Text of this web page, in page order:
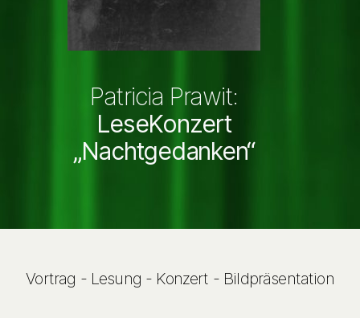
Patricia Prawit:
LeseKonzert
„Nachtgedanken“
Vortrag - Lesung - Konzert - Bildpräsentation